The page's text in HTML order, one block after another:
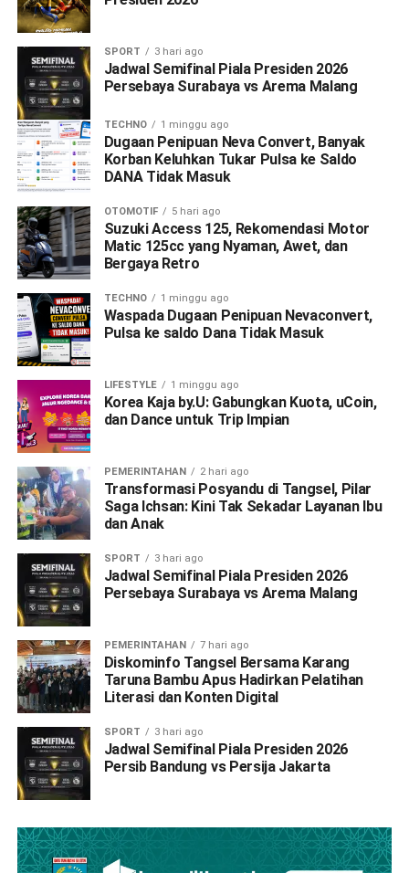
SPORT 3 hari ago
Jadwal Semifinal Piala Presiden 2026
Persebaya Surabaya vs Arema Malang
TECHNO 1 minggu ago
Dugaan Penipuan Neva Convert, Banyak
Korban Keluhkan Tukar Pulsa ke Saldo
DANA Tidak Masuk
OTOMOTIF 5 hari ago
Suzuki Access 125, Rekomendasi Motor
Matic 125cc yang Nyaman, Awet, dan
Bergaya Retro
TECHNO 1 minggu ago
Waspada Dugaan Penipuan Nevaconvert,
Pulsa ke saldo Dana Tidak Masuk
LIFESTYLE 1 minggu ago
Korea Kaja by.U: Gabungkan Kuota, uCoin,
dan Dance untuk Trip Impian
PEMERINTAHAN 2 hari ago
Transformasi Posyandu di Tangsel, Pilar
Saga Ichsan: Kini Tak Sekadar Layanan Ibu
dan Anak
SPORT 3 hari ago
Jadwal Semifinal Piala Presiden 2026
Persebaya Surabaya vs Arema Malang
PEMERINTAHAN 7 hari ago
Diskominfo Tangsel Bersama Karang
Taruna Bambu Apus Hadirkan Pelatihan
Literasi dan Konten Digital
SPORT 3 hari ago
Jadwal Semifinal Piala Presiden 2026
Persib Bandung vs Persija Jakarta